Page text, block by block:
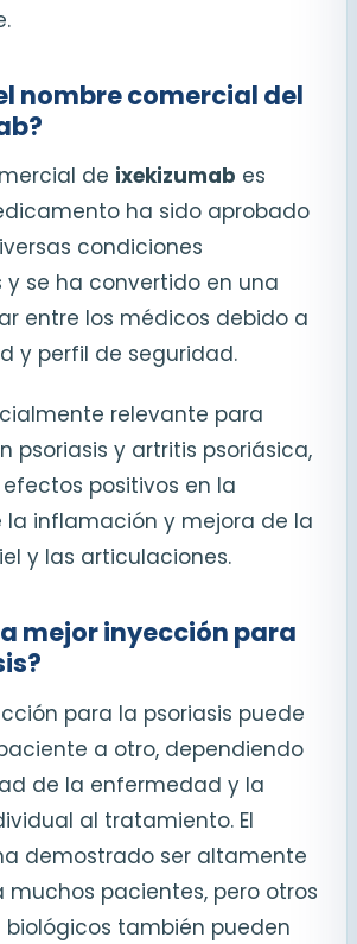
nombre comercial del
de ixekizumab es
ha sido aprobado
condiciones
se ha convertido en una
entre los médicos debido a
y perfil de seguridad.
relevante para
psoriasis y artritis psoriásica,
positivos en la
la inflamación y mejora de la
y las articulaciones.
mejor inyección para
para la psoriasis puede
a otro, dependiendo
de la enfermedad y la
al tratamiento. El
demostrado ser altamente
pacientes, pero otros
también pueden